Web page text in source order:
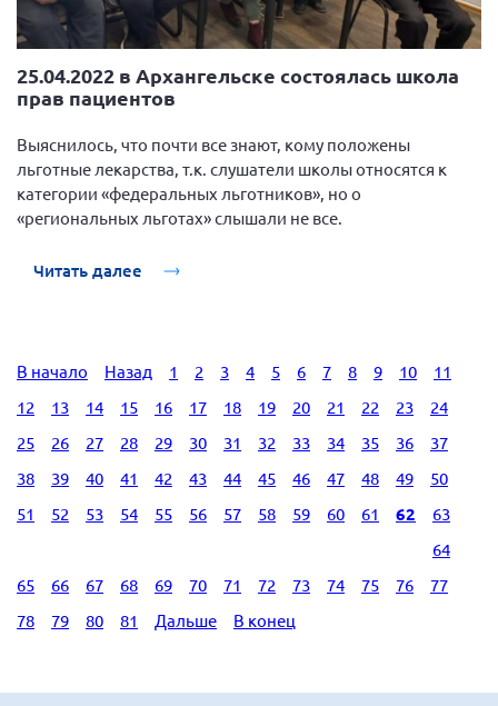
25.04.2022 в Архангельске состоялась школа
прав пациентов
Выяснилось, что почти все знают, кому положены
льготные лекарства, т.к. слушатели школы относятся к
категории «федеральных льготников», но о
«региональных льготах» слышали не все.
Читать далее
В начало Назад 1 2 3 4 5 6 7 8 9 10
11
12
13 14 15 16 17 18 19 20 21 22 23
24
25
26 27 28 29 30 31 32 33 34 35 36
37
38
39 40 41 42 43 44 45 46 47 48 49
50
51
52 53 54 55 56 57 58 59 60 61 62
63
64
65
66 67 68 69 70 71 72 73 74 75 76
77
78
79 80 81 Дальше В конец